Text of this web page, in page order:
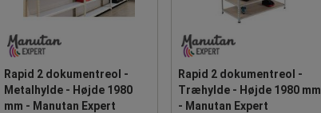
Rapid 2 dokumentreol -
Metalhylde - Højde 1980
mm - Manutan Expert
Rapid 2 dokumentreol -
Træhylde - Højde 1980 mm
- Manutan Expert